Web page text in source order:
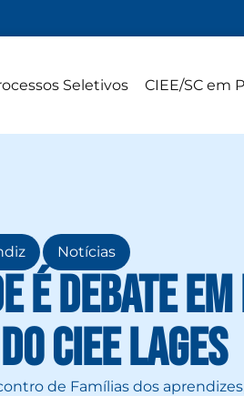
Seletivos CIEE/SC em
, Notícias
é debate
CIEE Lages
de Famílias dos